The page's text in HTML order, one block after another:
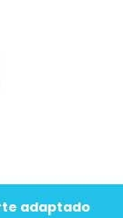
adaptado